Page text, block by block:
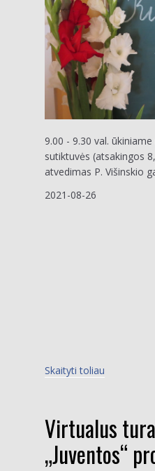
9.00 - 9.30 val.
sutiktuvės (atsakingos
atvedimas P. Višinskio
2021-08-26
Skaityti toliau
Virtualus
„Juventos“